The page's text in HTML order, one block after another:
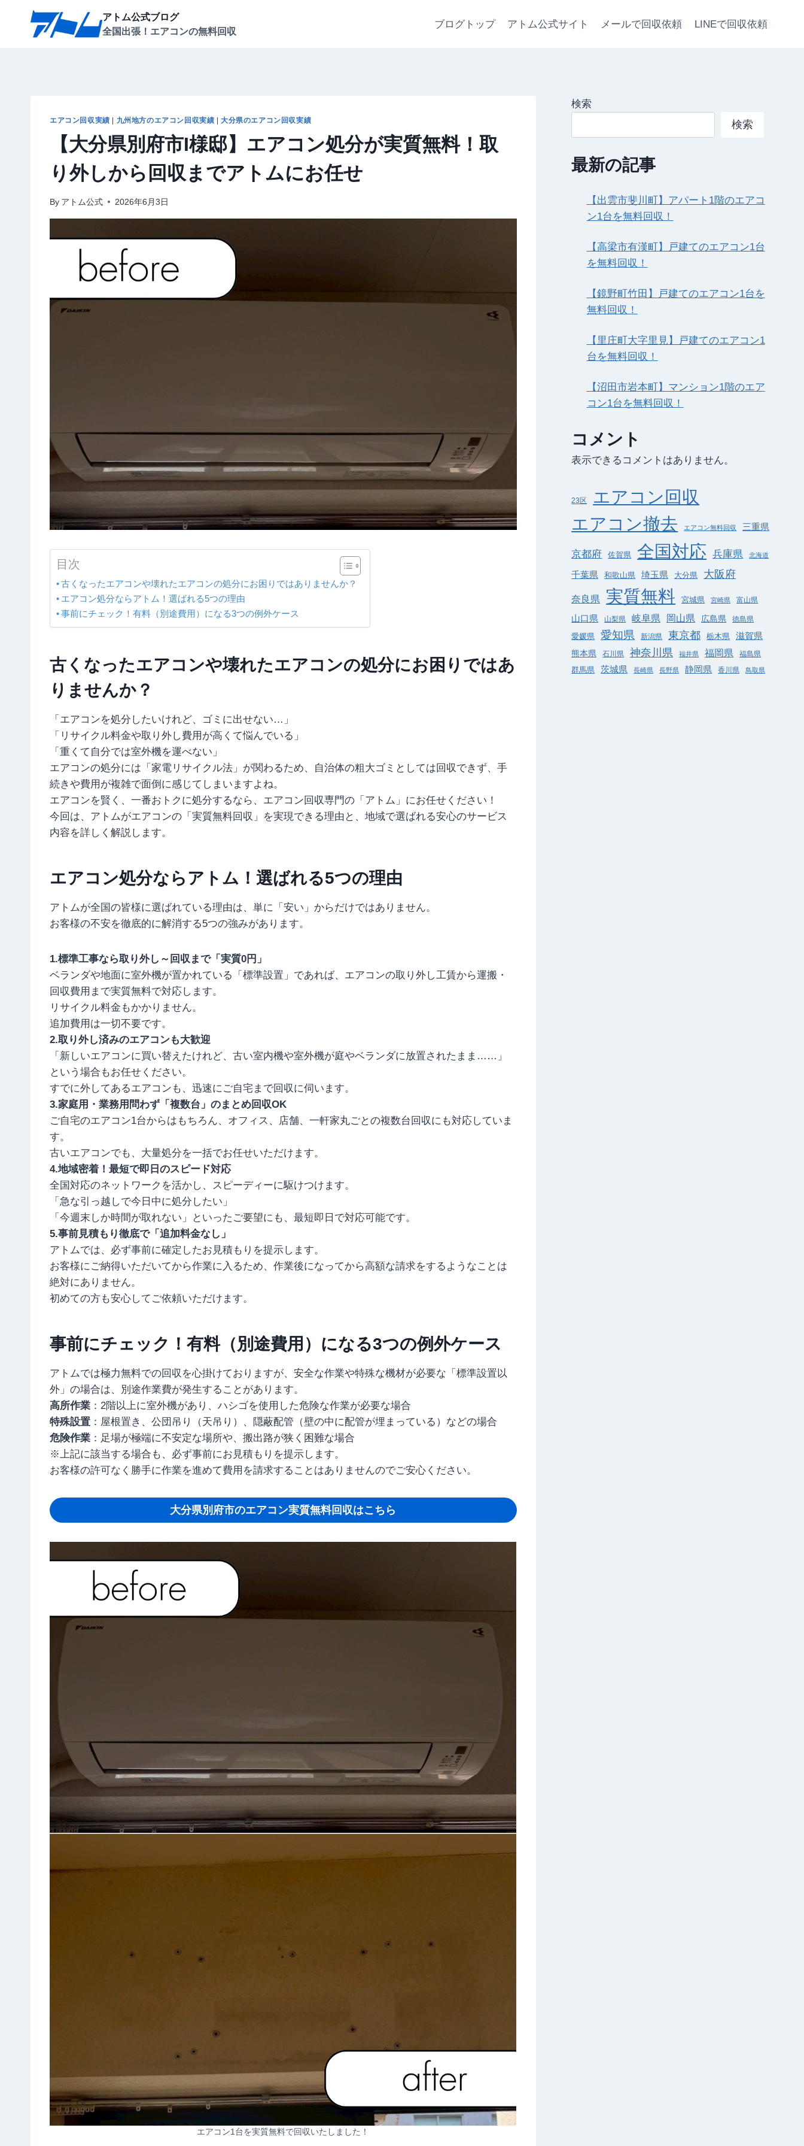
アトム公式ブログ
全国出張！エアコンの無料回収
ブログトップ アトム公式サイト メールで回収依頼 LINEで回収依頼
エアコン回収実績 九州地方のエアコン回収実績 |大分県のエアコン回収実績
【大分県別府市I様邸】エアコン処分が実質無料！取
り外しから回収までアトムにお任せ
By アトム公式 2026年6月3日
目次
古くなったエアコンや壊れたエアコンの処分にお困りではありませんか？
エアコン処分ならアトム！選ばれる5つの理由
事前にチェック！有料（別途費用）になる3つの例外ケース
古くなったエアコンや壊れたエアコンの処分にお困りではあ
りませんか？
「エアコンを処分したいけれど、ゴミに出せない…」
「リサイクル料金や取り外し費用が高くて悩んでいる」
「重くて自分では室外機を運べない」
エアコンの処分には「家電リサイクル法」が関わるため、自治体の粗大ゴミとしては回収できず、手
続きや費用が複雑で面倒に感じてしまいますよね。
エアコンを賢く、一番おトクに処分するなら、エアコン回収専門の「アトム」にお任せください！
今回は、アトムがエアコンの「実質無料回収」を実現できる理由と、地域で選ばれる安心のサービス
内容を詳しく解説します。
エアコン処分ならアトム！選ばれる5つの理由
アトムが全国の皆様に選ばれている理由は、単に「安い」からだけではありません。
お客様の不安を徹底的に解消する5つの強みがあります。
1.標準工事なら取り外し～回収まで「実質0円」
ベランダや地面に室外機が置かれている「標準設置」であれば、エアコンの取り外し工賃から運搬・
回収費用まで実質無料で対応します。
リサイクル料金もかかりません。
追加費用は一切不要です。
2.取り外し済みのエアコンも大歓迎
「新しいエアコンに買い替えたけれど、古い室内機や室外機が庭やベランダに放置されたまま……」
という場合もお任せください。
すでに外してあるエアコンも、迅速にご自宅まで回収に伺います。
3.家庭用・業務用問わず「複数台」のまとめ回収OK
ご自宅のエアコン1台からはもちろん、オフィス、店舗、一軒家丸ごとの複数台回収にも対応していま
す。
古いエアコンでも、大量処分を一括でお任せいただけます。
4.地域密着！最短で即日のスピード対応
全国対応のネットワークを活かし、スピーディーに駆けつけます。
「急な引っ越しで今日中に処分したい」
「今週末しか時間が取れない」といったご要望にも、最短即日で対応可能です。
5.事前見積もり徹底で「追加料金なし」
アトムでは、必ず事前に確定したお見積もりを提示します。
お客様にご納得いただいてから作業に入るため、作業後になってから高額な請求をするようなことは
絶対にありません。
初めての方も安心してご依頼いただけます。
事前にチェック！有料（別途費用）になる3つの例外ケース
アトムでは極力無料での回収を心掛けておりますが、安全な作業や特殊な機材が必要な「標準設置以
外」の場合は、別途作業費が発生することがあります。
高所作業 ：2階以上に室外機があり、ハシゴを使用した危険な作業が必要な場合
特殊設置 ：屋根置き、公団吊り（天吊り）、隠蔽配管（壁の中に配管が埋まっている）などの場合
危険作業 ：足場が極端に不安定な場所や、搬出路が狭く困難な場合
※上記に該当する場合も、必ず事前にお見積もりを提示します。
お客様の許可なく勝手に作業を進めて費用を請求することはありませんのでご安心ください。
大分県別府市のエアコン実質無料回収はこちら
エアコン1台を実質無料で回収いたしました！
検索
検索
最新の記事
【出雲市斐川町】アパート1階のエアコ
ン1台を無料回収！
【高梁市有漢町】戸建てのエアコン1台
を無料回収！
【鏡野町竹田】戸建てのエアコン1台を
無料回収！
【里庄町大字里見】戸建てのエアコン1
台を無料回収！
【沼田市岩本町】マンション1階のエア
コン1台を無料回収！
コメント
表示できるコメントはありません。
23区
エアコン回収
エアコン撤去
エアコン無料回収 三重県
京都府 佐賀県 全国対応 兵庫県 北海道
千葉県 和歌山県 埼玉県 大分県 大阪府
奈良県 実質無料 宮城県 宮崎県 富山県
山口県 山梨県 岐阜県 岡山県 広島県 徳島県
愛媛県 愛知県 新潟県 東京都 栃木県 滋賀県
熊本県 石川県 神奈川県 福井県 福岡県 福島県
群馬県 茨城県 長崎県 長野県 静岡県 香川県 鳥取県